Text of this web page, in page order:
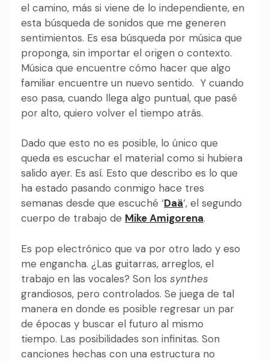
el camino, más si viene de lo independiente, en
esta búsqueda de sonidos que me generen
sentimientos. Es esa búsqueda por música que
proponga, sin importar el origen o contexto.
Música que encuentre cómo hacer que algo
familiar encuentre un nuevo sentido. Y cuando
eso pasa, cuando llega algo puntual, que pasé
por alto, quiero volver el tiempo atrás.
Dado que esto no es posible, lo único que
queda es escuchar el material como si hubiera
salido ayer. Es así. Esto que describo es lo que
ha estado pasando conmigo hace tres
semanas desde que escuché ‘Daä‘, el segundo
cuerpo de trabajo de Mike Amigorena.
Es pop electrónico que va por otro lado y eso
me engancha. ¿Las guitarras, arreglos, el
trabajo en las vocales? Son los synthes
grandiosos, pero controlados. Se juega de tal
manera en donde es posible regresar un par
de épocas y buscar el futuro al mismo
tiempo. Las posibilidades son infinitas. Son
canciones hechas con una estructura no